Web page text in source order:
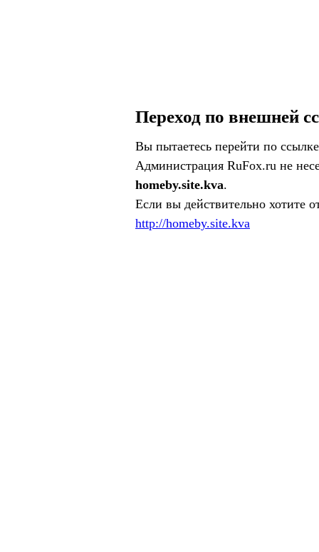
Переход по внешней
Вы пытаетесь перейти по
Администрация RuFox.ru не
homeby.site.kva.
Если вы действительно хотите
http://homeby.site.kva